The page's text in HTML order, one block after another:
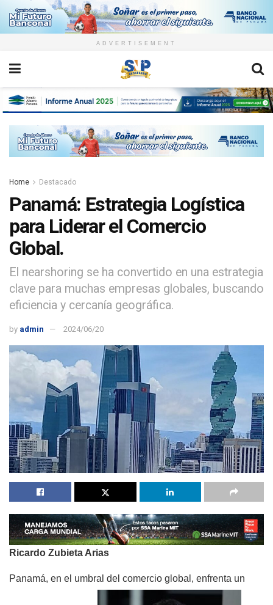
ADVERTISEMENT
Home Destacado
Panamá: Estrategia Logística
para Liderar el Comercio
Global.
El nearshoring se ha convertido en una estrategia
clave para muchas empresas globales, buscando
eficiencia y cercanía geográfica.
by admin 2024/06/20
Ricardo Zubieta Arias
Panamá, en el umbral del comercio global, enfrenta un